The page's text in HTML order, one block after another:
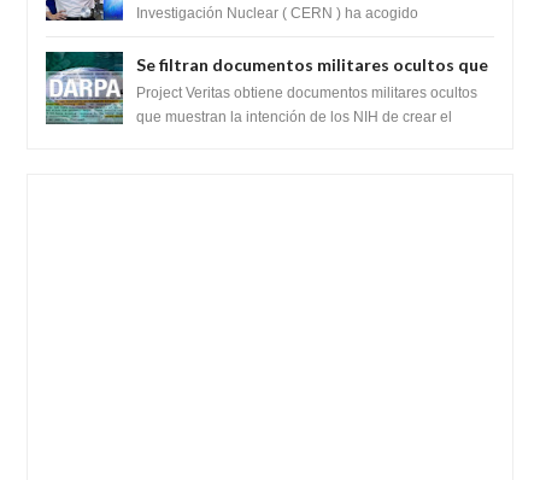
prueba del Colisionador de Hadrones
Investigación Nuclear ( CERN ) ha acogido
Se filtran documentos militares ocultos que
muestran la intención de los NIH de crear el
SARS-CoV-2, utilizando la investigación de
Project Veritas obtiene documentos militares ocultos
que muestran la intención de los NIH de crear el